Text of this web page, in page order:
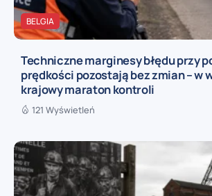
BELGIA
Techniczne marginesy błędu przy
prędkości pozostają bez zmian – w
krajowy maraton kontroli
121 Wyświetleń